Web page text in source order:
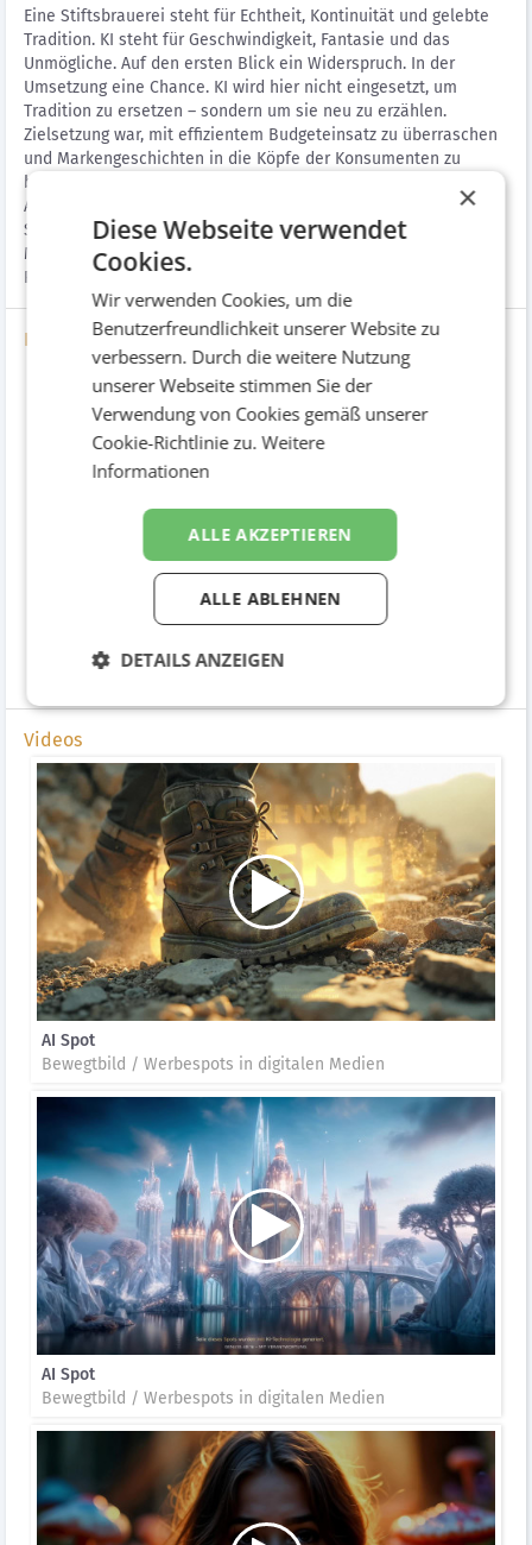
Eine Stiftsbrauerei steht für Echtheit, Kontinuität und gelebte
Tradition. KI steht für Geschwindigkeit, Fantasie und das
Unmögliche. Auf den ersten Blick ein Widerspruch. In der
Umsetzung eine Chance. KI wird hier nicht eingesetzt, um
Tradition zu ersetzen – sondern um sie neu zu erzählen.
Zielsetzung war, mit effizientem Budgeteinsatz zu überraschen
und Markengeschichten in die Köpfe der Konsumenten zu
bringen. Die Kampagne besteht aus mehreren Spots, in
Anlehnung an bekannte Filmgeschichten. Die Chorherren des
Stiftes Schlägl standen mutig und zu 100% hinter der
Markenstrategie, der Erfolg in Gastronomie und Handel gab uns
Recht.
Bilder
Bewegtbild / Werbespots in digitalen Medien
Videos
AI Spot
Bewegtbild / Werbespots in digitalen Medien
AI Spot
Bewegtbild / Werbespots in digitalen Medien
×
Diese Webseite verwendet
Cookies.
Wir verwenden Cookies, um die
Benutzerfreundlichkeit unserer Website zu
verbessern. Durch die weitere Nutzung
unserer Webseite stimmen Sie der
Verwendung von Cookies gemäß unserer
Cookie-Richtlinie zu.Weitere
Informationen
ALLE AKZEPTIEREN
ALLE ABLEHNEN
DETAILS ANZEIGEN